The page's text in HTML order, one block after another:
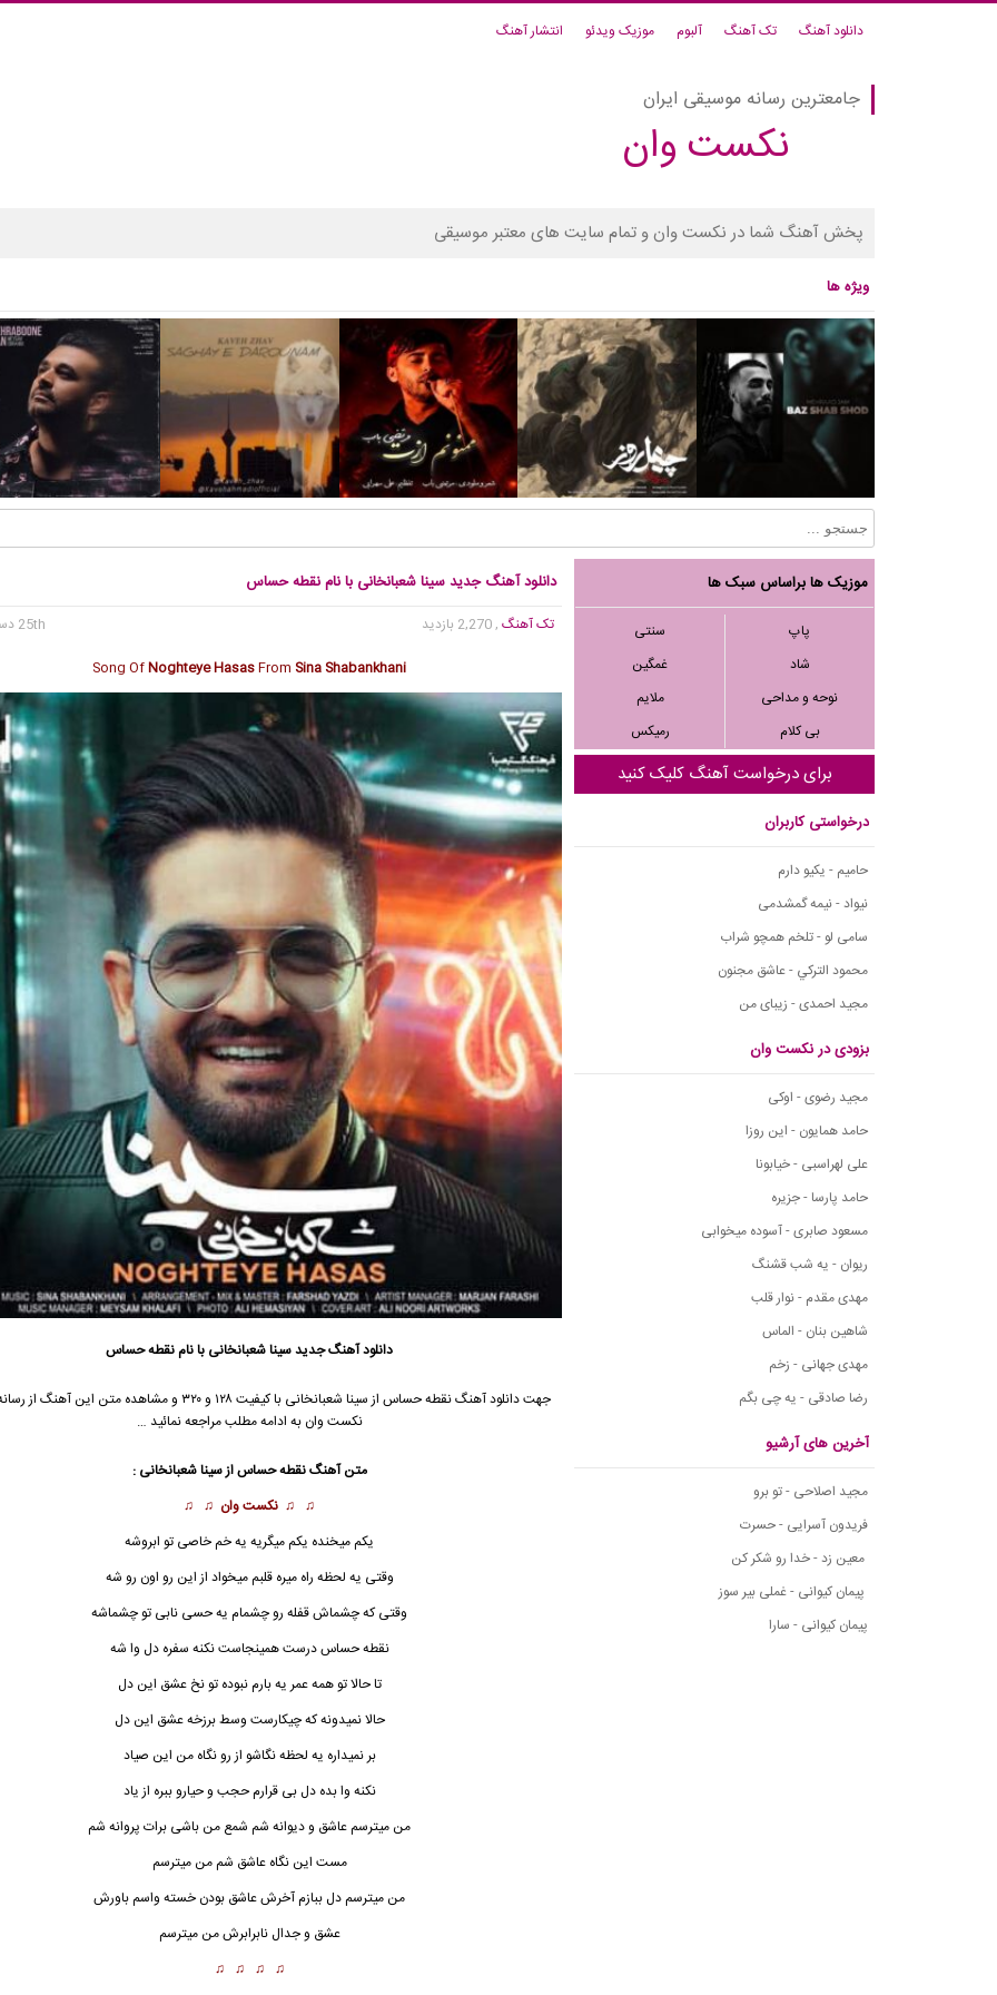
دانلود آهنگ تک آهنگ آلبوم موزیک ویدئو انتشار آهنگ
جامعترین رسانه موسیقی ایران
نکست وان
پخش آهنگ شما در نکست وان و تمام سایت های معتبر موسیقی
ویژه ها
موزیک ها براساس سبک ها
پاپ
سنتی
شاد
غمگین
نوحه و مداحی
ملایم
بی کلام
رمیکس
برای درخواست آهنگ کلیک کنید
درخواستی کاربران
حامیم - یکیو دارم
نیواد - نیمه گمشدمی
سامی لو - تلخم همچو شراب
محمود التركي - عاشق مجنون
مجید احمدی - زیبای من
بزودی در نکست وان
مجید رضوی - اوکی
حامد همایون - این روزا
علی لهراسبی - خیابونا
حامد پارسا - جزیره
مسعود صابری - آسوده میخوابی
ریوان - یه شب قشنگ
مهدی مقدم - نوار قلب
شاهین بنان - الماس
مهدی جهانی - زخم
رضا صادقی - یه چی بگم
آخرین های آرشیو
مجید اصلاحی - تو برو
فریدون آسرایی - حسرت
معین زد - خدا رو شکر کن
پیمان کیوانی - غملی بیر سوز
پیمان کیوانی - سارا
دانلود آهنگ جدید سینا شعبانخانی با نام نقطه حساس
تک آهنگ, 2,270 بازدید
25th دسامبر 2021
Song OfNoghteye HasasFrom Sina Shabankhani
دانلود آهنگ جدیدسینا شعبانخانی با نام نقطه حساس
جهت دانلود آهنگ نقطه حساس از سینا شعبانخانی
با کیفیت ۱۲۸ و ۳۲۰ و مشاهده متن این آهنگ
نکست وان به ادامه مطلب مراجعه نمائید …
متن آهنگنقطه حساسازسینا شعبانخانی :
♫ ♫ نکست وان ♫ ♫
یکم میخنده یکم میگریه یه خم خاصی تو ابروشه
وقتی یه لحظه راه میره قلبم میخواد از این رو اون رو شه
وقتی که چشماش قفله رو چشمام یه حسی نابی تو چشماشه
نقطه حساسدرست همینجاست نکنه سفره دل وا شه
تا حالا تو همه عمر یه بارم نبوده تو نخ عشق این دل
حالا نمیدونه که چیکارست وسط برزخه عشق این دل
بر نمیداره یه لحظه نگاشو از رو نگاه من این صیاد
نکنه وا بده دل بی قرارم حجب و حیارو ببره از یاد
من میترسم عاشق و دیوانه شم شمع من باشی برات پروانه شم
مست این نگاه عاشق شم من میترسم
من میترسم دل ببازم آخرش عاشق بودن خسته واسم باورش
عشق و جدال نابرابرش من میترسم
♫ ♫ ♫ ♫